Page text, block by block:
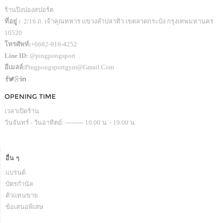
ร้านปิงปองสปอร์ต
ที่อยู่ : 2/16 ถ. เจ้าคุณทหาร แขวงลำปลาทิว เขตลาดกระบัง กรุงเทพมหานคร
10520
โทรศัพท์:+6682-916-4252
Line ID: @pingpongsport
อีเมลล์:Pingpongsportgym@gmail.com
OPENING TIME
เวลาเปิดร้าน
วันจันทร์ - วันอาทิตย์: --------- 10.00 น. - 19.00 น.
อื่น ๆ
แบรนด์
บัตรกำนัล
ตัวแทนขาย
ข้อเสนอพิเสษ